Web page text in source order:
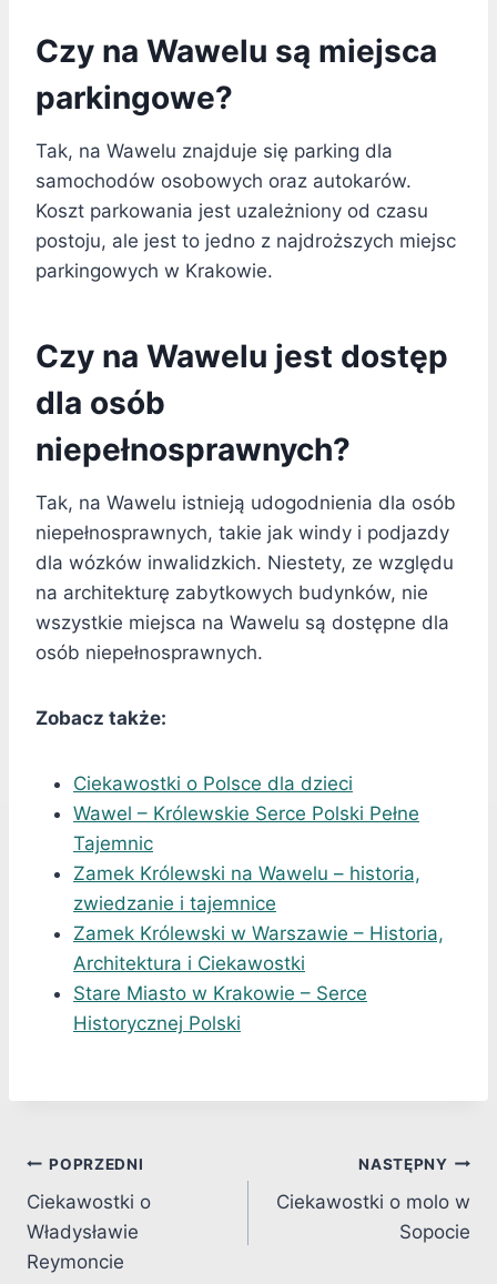
Czy na Wawelu są miejsca
parkingowe?
Tak, na Wawelu znajduje się parking dla
samochodów osobowych oraz autokarów.
Koszt parkowania jest uzależniony od czasu
postoju, ale jest to jedno z najdroższych miejsc
parkingowych w Krakowie.
Czy na Wawelu jest dostęp
dla osób
niepełnosprawnych?
Tak, na Wawelu istnieją udogodnienia dla osób
niepełnosprawnych, takie jak windy i podjazdy
dla wózków inwalidzkich. Niestety, ze względu
na architekturę zabytkowych budynków, nie
wszystkie miejsca na Wawelu są dostępne dla
osób niepełnosprawnych.
Zobacz także:
Ciekawostki o Polsce dla dzieci
Wawel – Królewskie Serce Polski Pełne
Tajemnic
Zamek Królewski na Wawelu – historia,
zwiedzanie i tajemnice
Zamek Królewski w Warszawie – Historia,
Architektura i Ciekawostki
Stare Miasto w Krakowie – Serce
Historycznej Polski
Nawigacja
wpisu
POPRZEDNI
Ciekawostki o
Władysławie
Reymoncie
NASTĘPNY
Ciekawostki o molo w
Sopocie